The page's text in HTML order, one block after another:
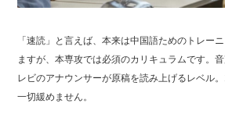
「速読」と言えば、本来は中国語ためのトレー
ますが、本専攻では必須のカリキュラムです。
レビのアナウンサーが原稿を読み上げるレベル
一切緩めません。